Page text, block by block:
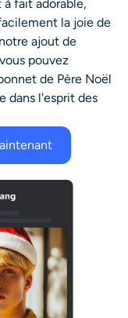
fait adorable,
la joie de
ajout de
pouvez
de Père Noël
dans l'esprit des